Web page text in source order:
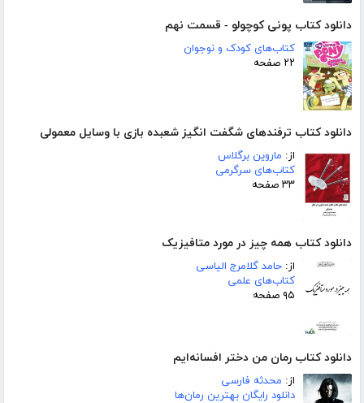
دانلود کتاب پونی کوچولو - قسمت نهم
کتاب‌های کودک و نوجوان
۲۲ صفحه
دانلود کتاب ترفندهای شگفت انگیز شعبده بازی با وسایل معمولی
از: ماروین برگلاس
کتاب‌های سرگرمی
۳۳ صفحه
دانلود کتاب همه چیز در مورد متافیزیک
از: حامد گلامرج الیاسی
کتاب‌های علمی
۹۵ صفحه
دانلود کتاب رمان من دختر افسانه‌ایم
از: محدثه فارسی
دانلود رایگان بهترین رمان‌ها